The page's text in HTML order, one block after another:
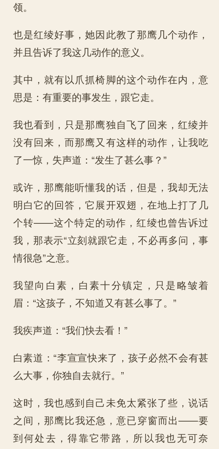
领。
也是红绫好事，她因此教了那鹰几个动作，
并且告诉了我这几动作的意义。
其中，就有以爪抓椅脚的这个动作在内，意
思是：有重要的事发生，跟它走。
我也看到，只是那鹰独自飞了回来，红绫并
没有回来，而那鹰又有这样的动作，让我吃
了一惊，失声道：“发生了甚么事？”
或许，那鹰能听懂我的话，但是，我却无法
明白它的回答，它展开双翅，在地上打了几
个转——这个特定的动作，红绫也曾告诉过
我，那表示“立刻就跟它走，不必再多问，事
情很急”之意。
我望向白素，白素十分镇定，只是略皱着
眉：“这孩子，不知道又有甚么事了。”
我疾声道：“我们快去看！”
白素道：“李宣宣快来了，孩子必然不会有甚
么大事，你独自去就行。”
这时，我也感到自己未免太紧张了些，说话
之间，那鹰比我还急，意已穿窗而出——要
到何处去，得靠它带路，所以我也无可奈